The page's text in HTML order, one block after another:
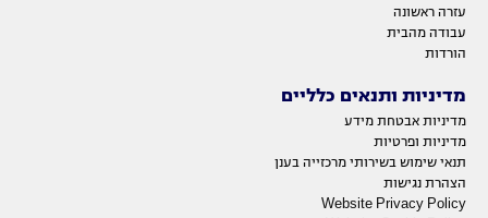
עזרה ראשונה
עבודה מהבית
הורדות
מדיניות ותנאים כלליים
מדיניות אבטחת מידע
מדיניות ופרטיות
תנאי שימוש בשירותי מרכזייה בענן
הצהרת נגישות
Website Privacy Policy